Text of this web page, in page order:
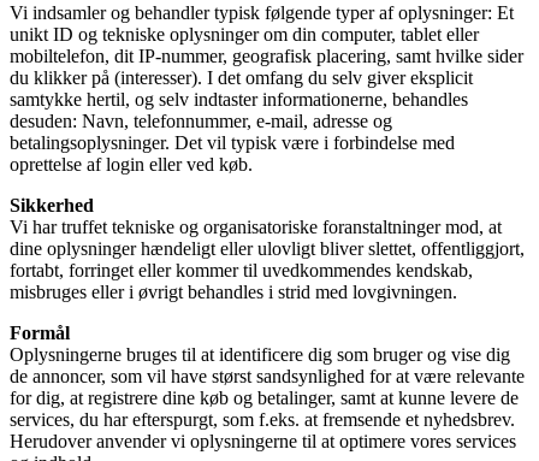
Vi indsamler og behandler typisk følgende typer af oplysninger: Et
unikt ID og tekniske oplysninger om din computer, tablet eller
mobiltelefon, dit IP-nummer, geografisk placering, samt hvilke sider
du klikker på (interesser). I det omfang du selv giver eksplicit
samtykke hertil, og selv indtaster informationerne, behandles
desuden: Navn, telefonnummer, e-mail, adresse og
betalingsoplysninger. Det vil typisk være i forbindelse med
oprettelse af login eller ved køb.
Sikkerhed
Vi har truffet tekniske og organisatoriske foranstaltninger mod, at
dine oplysninger hændeligt eller ulovligt bliver slettet, offentliggjort,
fortabt, forringet eller kommer til uvedkommendes kendskab,
misbruges eller i øvrigt behandles i strid med lovgivningen.
Formål
Oplysningerne bruges til at identificere dig som bruger og vise dig
de annoncer, som vil have størst sandsynlighed for at være relevante
for dig, at registrere dine køb og betalinger, samt at kunne levere de
services, du har efterspurgt, som f.eks. at fremsende et nyhedsbrev.
Herudover anvender vi oplysningerne til at optimere vores services